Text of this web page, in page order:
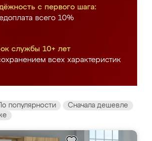
с первого шага:
всего 10%
службы 10+ лет
всех характеристик
По популярности
Сначала дешевле